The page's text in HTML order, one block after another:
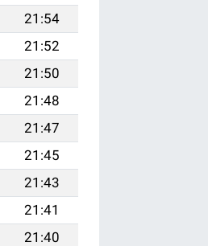
21:54
21:52
21:50
21:48
21:47
21:45
21:43
21:41
21:40